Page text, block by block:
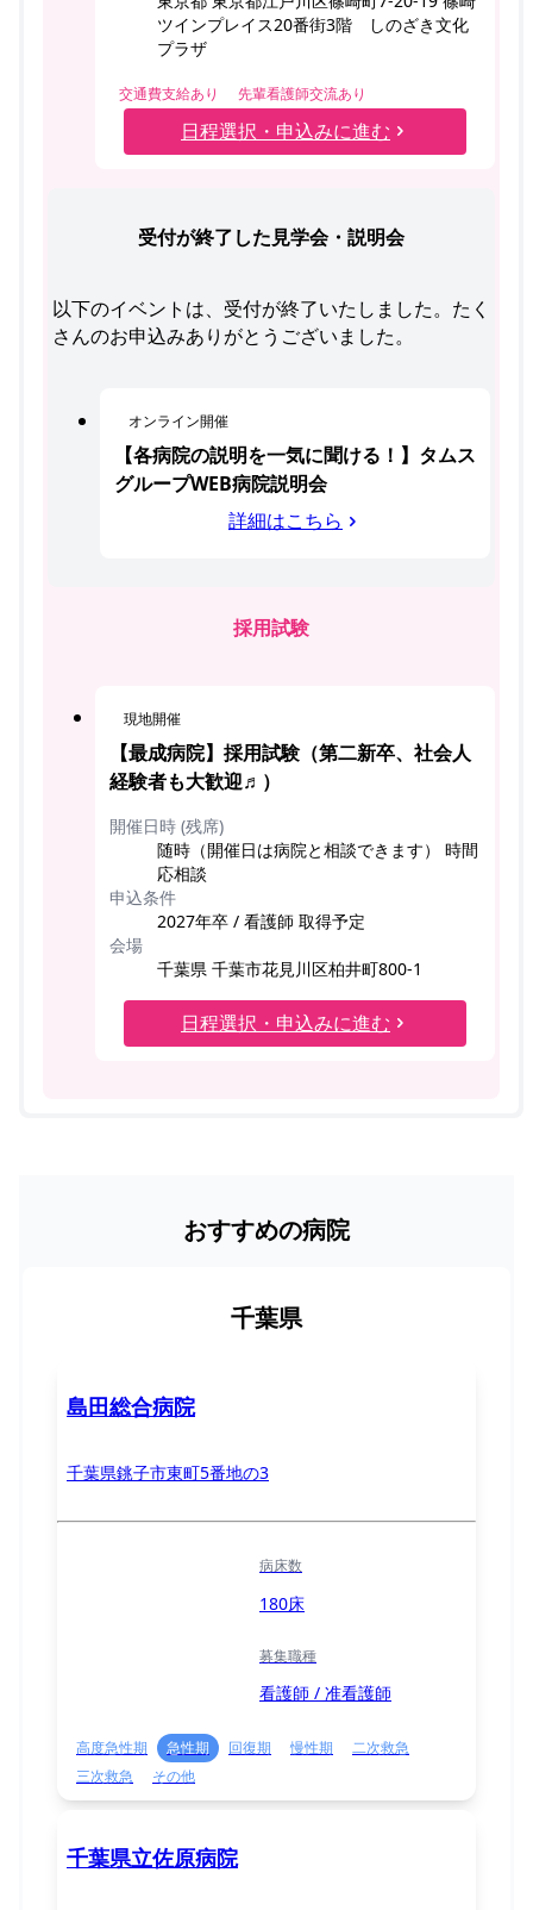
ツインプレイス20番街3階 しのざき文化
プラザ
交通費支給あり 先輩看護師交流あり
日程選択・申込みに進む
受付が終了した見学会・説明会
以下のイベントは、受付が終了いたしました。たく
さんのお申込みありがとうございました。
オンライン開催
【各病院の説明を一気に聞ける！】タムス
グループWEB病院説明会
詳細はこちら
採用試験
現地開催
【最成病院】採用試験（第二新卒、社会人
経験者も大歓迎♬）
開催日時 (残席)
随時（開催日は病院と相談できます） 時間
応相談
申込条件
2027年卒 / 看護師 取得予定
会場
千葉県 千葉市花見川区柏井町800-1
日程選択・申込みに進む
おすすめの病院
千葉県
島田総合病院
千葉県銚子市東町5番地の3
病床数
180床
募集職種
看護師 / 准看護師
高度急性期 急性期 回復期 慢性期
二次救急
三次救急
その他
千葉県立佐原病院